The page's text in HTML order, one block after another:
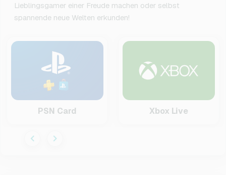
Lieblingsgamer einer Freude machen oder selbst
spannende neue Welten erkunden!
PSN Card Xbox Live